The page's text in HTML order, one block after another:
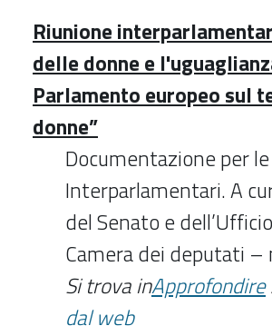
Riunione
delle donne e
Parlamento europeo sul
donne”
Documentazione per
Interparlamentari. A
del Senato e
Camera dei deputati
Si trova inApprofondire
dal web